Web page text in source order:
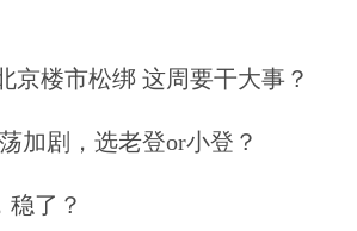
负债久期更是长达15年至
长投资视野和抗周期波动
片研发、生物医药等‘硬
盈资产总经理王晓辉表
京楼市松绑 这周要干大事？
加剧，选老登or小登？
稳了？